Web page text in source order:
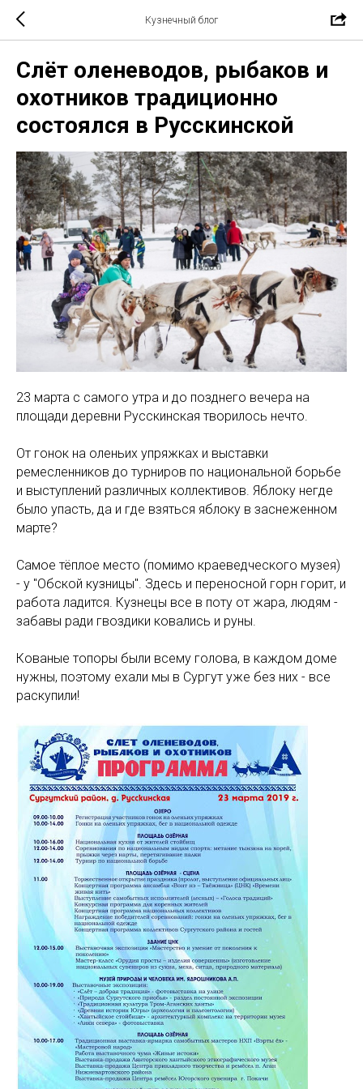
Кузнечный блог
Слёт оленеводов, рыбаков и
охотников традиционно
состоялся в Русскинской
23 марта с самого утра и до позднего вечера на
площади деревни Русскинская творилось нечто.
От гонок на оленьих упряжках и выставки
ремесленников до турниров по национальной борьбе
и выступлений различных коллективов. Яблоку негде
было упасть, да и где взяться яблоку в заснеженном
марте?
Самое тёплое место (помимо краеведческого музея)
- у "Обской кузницы". Здесь и переносной горн горит, и
работа ладится. Кузнецы все в поту от жара, людям -
забавы ради гвоздики ковались и руны.
Кованые топоры были всему голова, в каждом доме
нужны, поэтому ехали мы в Сургут уже без них - все
раскупили!